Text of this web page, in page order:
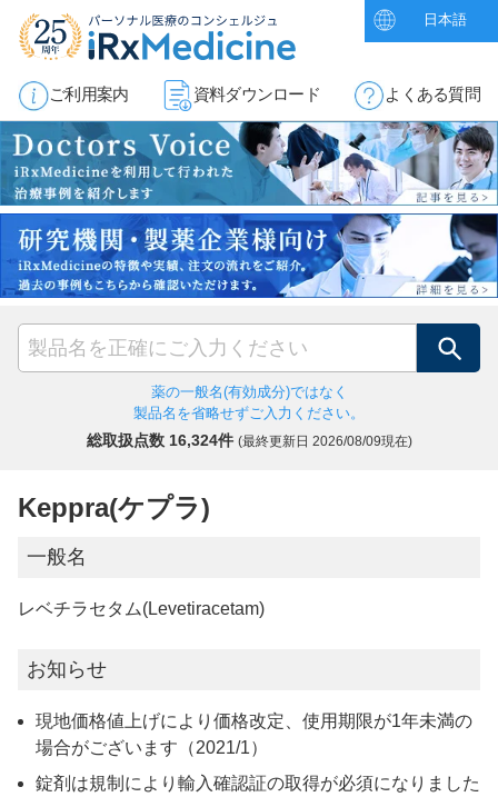
日本語
ご利用案内 資料ダウンロード よくある質問
検索
薬の一般名(有効成分)ではなく
製品名を省略せずご入力ください。
総取扱点数 16,324件 (最終更新日 2026/08/09現在)
Keppra(ケプラ)
一般名
レベチラセタム(Levetiracetam)
お知らせ
現地価格値上げにより価格改定、使用期限が1年未満の
場合がございます（2021/1）
錠剤は規制により輸入確認証の取得が必須になりました